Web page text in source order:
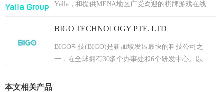
Yalla，和提供MENA地区广受欢迎的棋牌游戏在线版
用户。
BIGO TECHNOLOGY PTE. LTD
BIGO科技(BIGO)是新加坡发展最快的科技公司之
一，在全球拥有30多个办事处和6个研发中心。以人
本文相关产品